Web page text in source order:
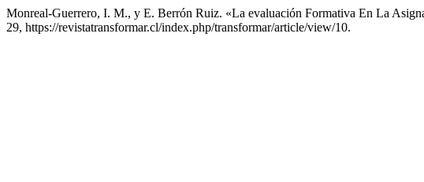
Monreal-Guerrero, I. M., y E. Berrón Ruiz. «La evaluación Formativa En La
29, https://revistatransformar.cl/index.php/transformar/article/view/10.